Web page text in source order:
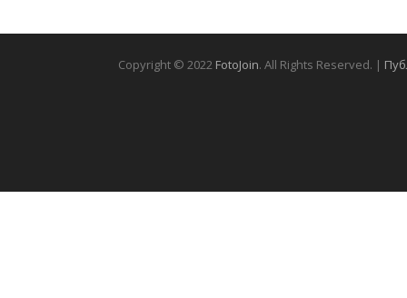
Copyright © 2022 FotoJoin. All Rights Reserved. |